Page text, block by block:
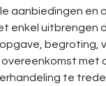
aanbiedingen en
enkel uitbrengen
begroting,
overeenkomst met
te